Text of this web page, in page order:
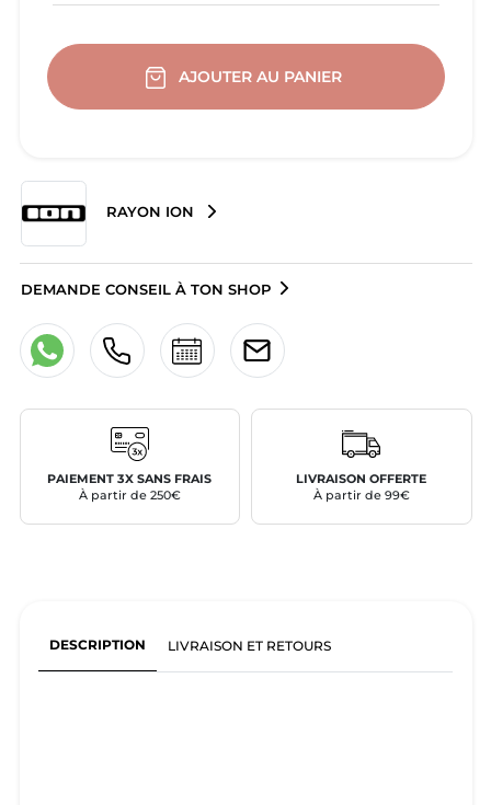
AJOUTER AU PANIER
RAYON ION
DEMANDE CONSEIL À TON SHOP
PAIEMENT 3X SANS FRAIS
À partir de 250€
LIVRAISON OFFERTE
À partir de 99€
DESCRIPTION LIVRAISON ET RETOURS